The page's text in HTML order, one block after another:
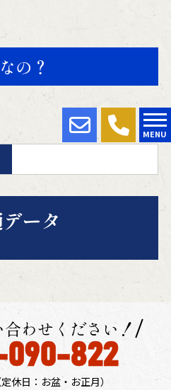
MENU
の？
ータ
わせください！
090-822
休日：​お盆・お正月）